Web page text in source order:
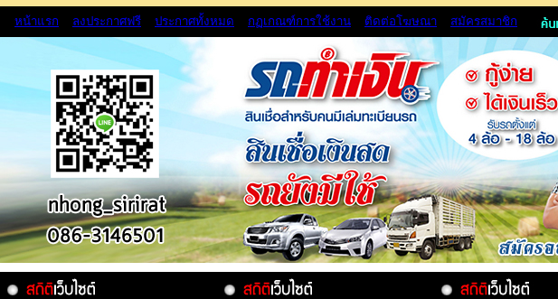
หน้าแรก ลงประกาศฟรี ประกาศทั้งหมด กฏเกณฑ์การใช้งาน ติดต่อโฆษณา สมัครสมาชิก